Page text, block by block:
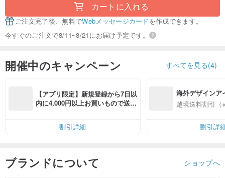
カートに入れる
ご注文完了後、無料でWebメッセージカードを作成できます。
今すぐのご注文で8/11~8/21にお届け予定です。
開催中のキャンペーン すべてを見る(4)
【アプリ限定】新規登録から7日以
内に4,000円以上お買いもので送料
割引詳細
海外デザインア
入
越境送料割引（
割引詳
ブランドについて ショップへ